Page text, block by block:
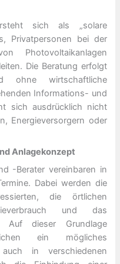
sich als „solare
Privatpersonen bei der
Photovoltaikanlagen
Die Beratung erfolgt
ohne wirtschaftliche
Informations- und
sich ausdrücklich nicht
Energieversorgern oder
Anlagekonzept
-Berater vereinbaren in
Dabei werden die
die örtlichen
und das
Auf dieser Grundlage
ein mögliches
in verschiedenen